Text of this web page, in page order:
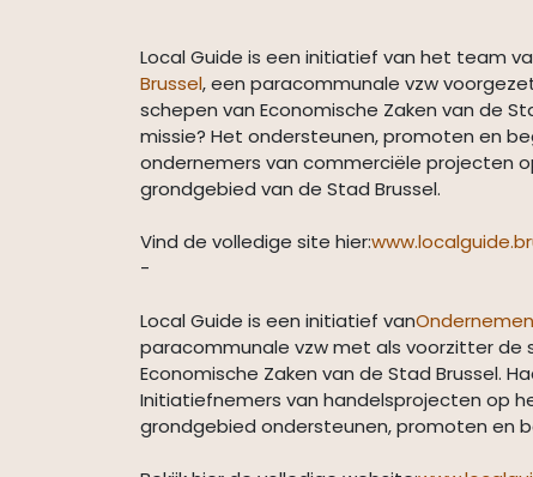
Local Guide is een initiatief van het team
Brussel, een paracommunale vzw
schepen van Economische Zaken van de
missie? Het ondersteunen, promoten en
ondernemers van commerciële projecten
grondgebied van de Stad Brussel.
Vind de volledige site hier:
-
Local Guide is een initiatief van
paracommunale vzw met als voorzitter de
Economische Zaken van de Stad Brussel.
Initiatiefnemers van handelsprojecten op
grondgebied ondersteunen, promoten en